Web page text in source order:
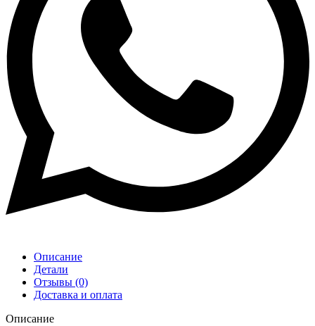
Описание
Детали
Отзывы (0)
Доставка и оплата
Описание